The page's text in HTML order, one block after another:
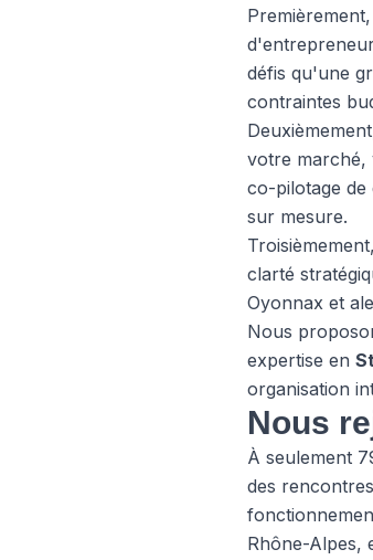
défis qu'une
contraintes
votre marché,
co-pilotage
sur mesure.
clarté
Oyonnax et
Nous
expertise en
organisation
Nous
À seulement
des
Rhône-Alpes,